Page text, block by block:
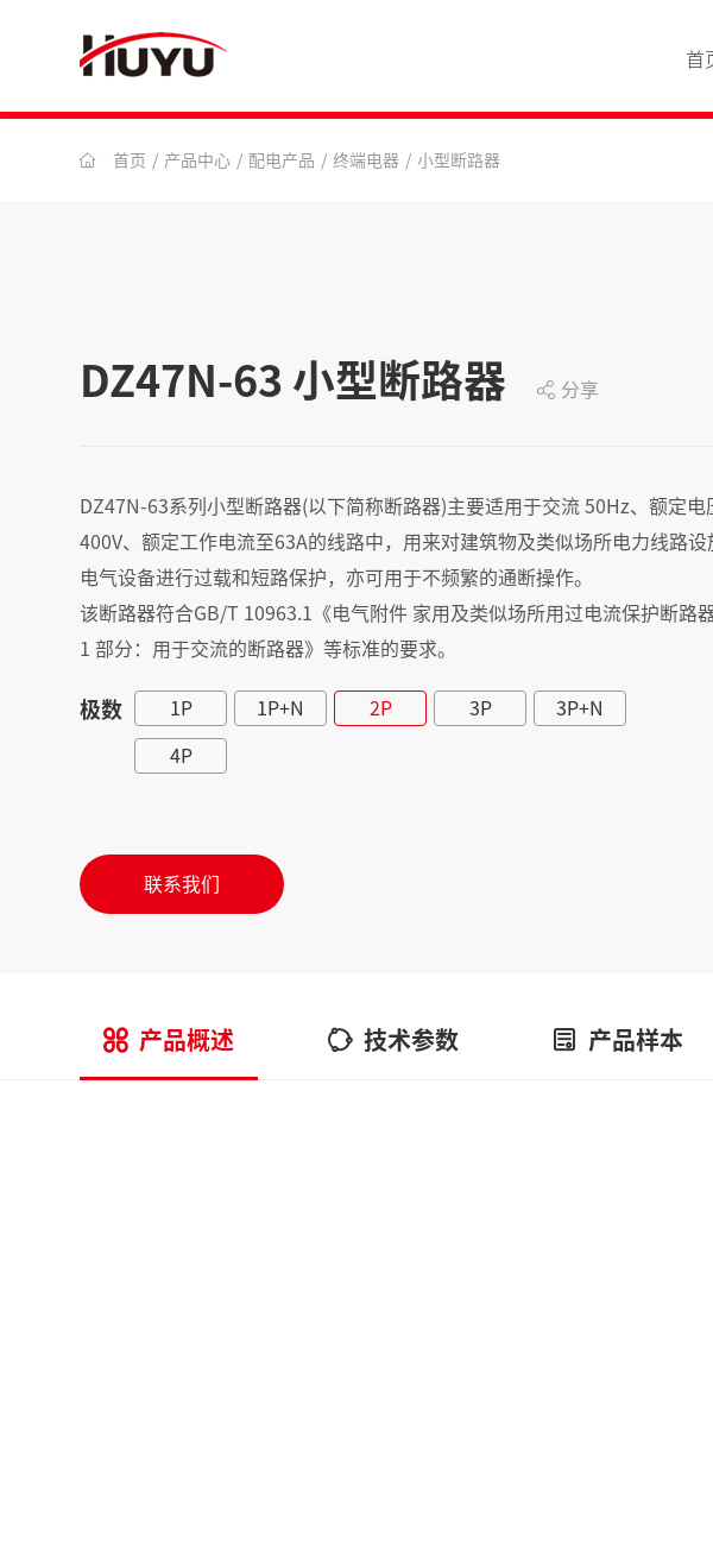
首
首页 / 产品中心 / 配电产品 / 终端电器 / 小型断路器
DZ47N-63 小型断路器 分享
DZ47N-63系列小型断路器(以下简称断路器)主要适用于交流 50Hz、额定电
400V、额定工作电流至63A的线路中，用来对建筑物及类似场所电力线路设
电气设备进行过载和短路保护，亦可用于不频繁的通断操作。
该断路器符合GB/T 10963.1《电气附件 家用及类似场所用过电流保护断路
1 部分：用于交流的断路器》等标准的要求。
极数 1P 1P+N 2P 3P 3P+N
4P
联系我们
产品概述 技术参数 产品样本